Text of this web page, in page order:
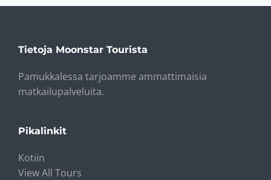
Tietoja Moonstar Tourista
Pamukkalessa tarjoamme ammattimaisia ​​
matkailupalveluita.
Pikalinkit
Kotiin
View All Tours